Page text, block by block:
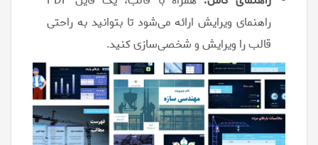
راهنمای ویرایش ارائه می‌شود تا بتوانید به راحتی
قالب را ویرایش و شخصی‌سازی کنید.